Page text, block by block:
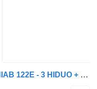
Fruehauf MET 3 AXLE SAF + HIAB 122E - 3 HIDUO + REMOTE CONTROL